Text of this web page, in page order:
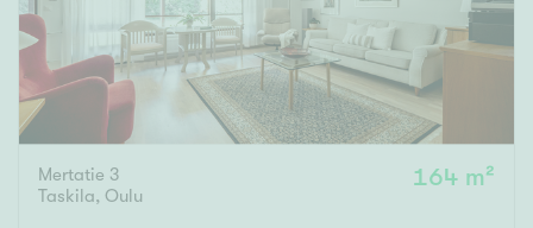
Mertatie 3
Taskila, Oulu
164 m²